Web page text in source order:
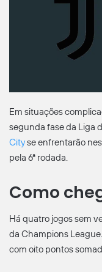
Em situações
segunda fase da Liga
Cityse enfrentarão
pela 6ª rodada.
Como
Há quatro jogos sem
da Champions
com oito pontos